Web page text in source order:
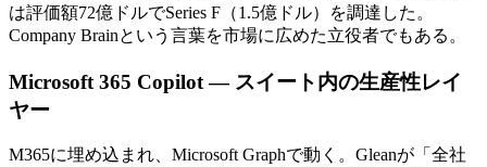
は​評価額72億ドルで​Series F​（1.5億ドル）を​調達した。​
Company Brainと​いう​言葉を​市場に​広めた​立役者でもある。
Microsoft 365 Copilot — スイート内の​​生産性レイ
ヤー
M365に​埋め込まれ、​Microsoft Graphで​動く。​Gleanが​「全社